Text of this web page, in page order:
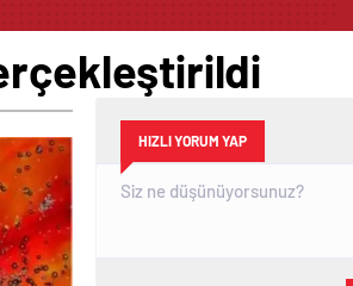
HIZLI YORUM YAP